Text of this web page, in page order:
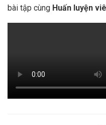
bài tập cùng Huấn luyện